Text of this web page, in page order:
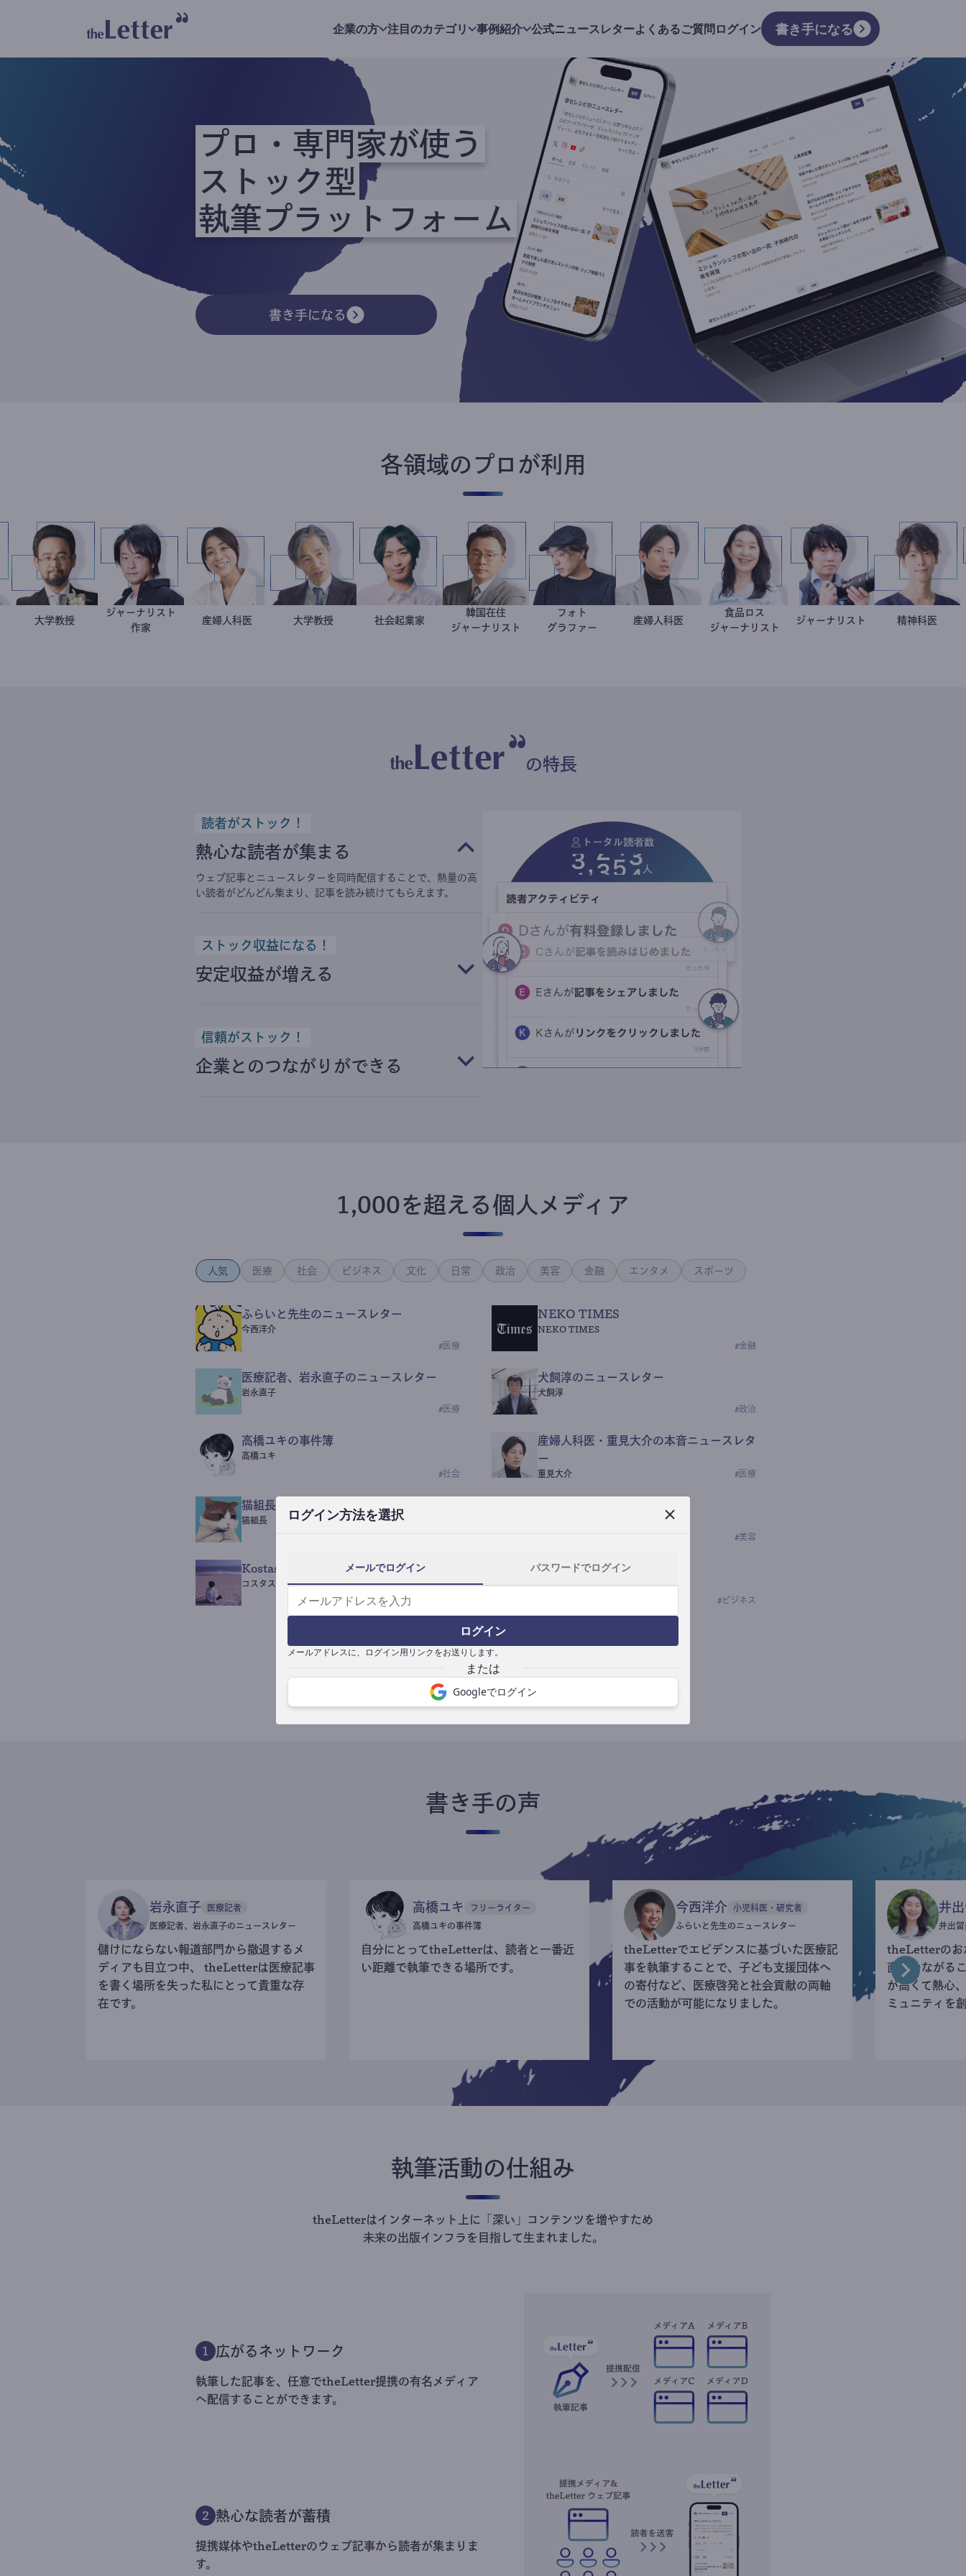
ログイン方法を選択
メールでログイン パスワードでログイン
ログイン
メールアドレスに、ログイン用リンクをお送りします。
Googleでログイン
企業の方 注目のカテゴリ 事例紹介 公式ニュースレターよくあるご質問ログイン 書き手になる
プロ・専門家が使う
ストック型
執筆プラットフォーム
書き手になる
各領域のプロが利用
金谷一朗
大学教授 鈴木エイト
ジャーナリスト
稲葉可奈子
産婦人科医 加藤忠史
大学教授 駒崎弘樹
社会起業家 徐台教
韓国在住
ジャーナリスト
グラファー
重見大介
産婦人科医 井出留美
食品ロス
ジャーナリスト
志葉玲
ジャーナリスト 藤野智
精神科
の特長
読者がストック！
熱心な読者が集まる
ウェブ記事とニュースレターを同時配信することで、熱量の高
い読者がどんどん集まり、記事を読み続けてもらえます。
ストック収益になる！
安定収益が増える
信頼がストック！
企業とのつながりができる
1,000を超える個人メディア
人気 医療 社会 ビジネス 文化 日常 政治 美容 金融 エンタメ スポーツ
ふらいと先生のニュースレター
今西洋介
# 医療
NEKO TIMES
NEKO TIMES
#金融
医療記者、岩永直子のニュースレター
岩永直子
# 医療
犬飼淳のニュースレター
犬飼淳
#政治
高橋ユキの事件簿
高橋ユキ
#社会
産婦人科医・重見大介の本音ニュースレタ
ー
重見大介 # 医療
猫組長POST
猫組長
なつなつ（化粧品・皮膚科学の研究者）
#美容
Kostas Beauty News
コスタス
ｺｯｶﾗSaaS
# ビジネス
書き手になる
書き手の声
岩永直子 医療記者
医療記者、岩永直子のニュースレター
儲けにならない報道部門から撤退するメ
ディアも目立つ中、 theLetterは医療記事
を書く場所を失った私にとって貴重な存
在です。
高橋ユキ フリーライター
高橋ユキの事件簿
自分にとってtheLetterは、読者と一番近
い距離で執筆できる場所です。
今西洋介 小児科医・研究者
ふらいと先生のニュースレター
theLetterでエビデンスに基づいた医療記
事を執筆することで、子ども支援団体へ
の寄付など、医療啓発と社会貢献の両軸
での活動が可能になりました。
井
井出
theLetterのお
直接つながる
が高くて熱心
ミュニティを
執筆活動の仕組み
theLetterはインターネット上に「深い」コンテンツを増やすため
未来の出版インフラを目指して生まれました。
1 広がるネットワーク
執筆した記事を、任意でtheLetter提携の有名メディア
へ配信することができます。
2 熱心な読者が蓄積
提携媒体やtheLetterのウェブ記事から読者が集まりま
す。